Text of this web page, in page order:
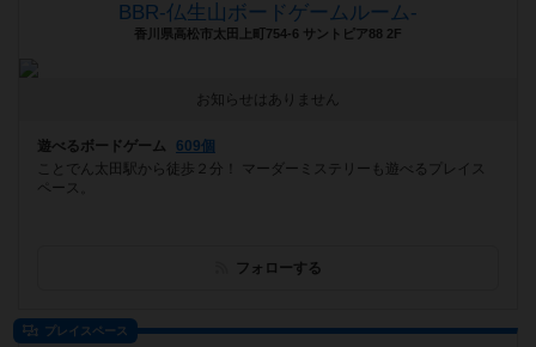
BBR-仏生山ボードゲームルーム-
香川県高松市太田上町754-6 サントピア88 2F
お知らせはありません
遊べるボードゲーム
609個
ことでん太田駅から徒歩２分！ マーダーミステリーも遊べるプレイス
ペース。
フォローする
プレイスペース